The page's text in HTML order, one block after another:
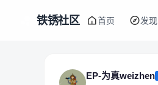
铁锈社区 首页 发现
EP-为真weizhen